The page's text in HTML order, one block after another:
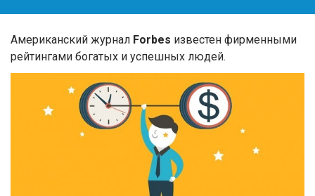
Американский журнал Forbes известен фирменными
рейтингами богатых и успешных людей.